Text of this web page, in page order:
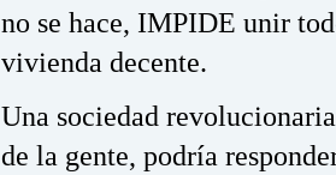
no se hace, IMPIDE unir
vivienda decente.
Una sociedad
de la gente, podría